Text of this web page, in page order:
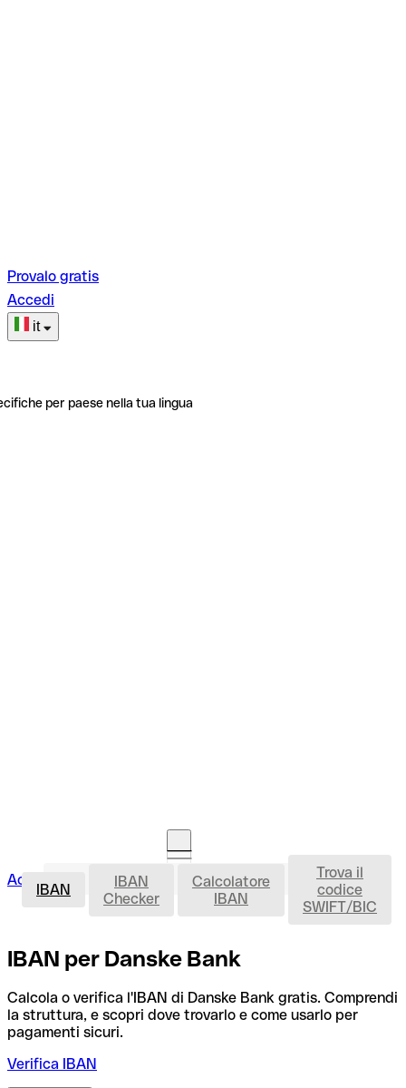
Provalo gratis
Accedi
it
per paese nella tua lingua
Accedi Avvia la procedura IBAN
IBAN
IBAN
Checker
Calcolatore
IBAN
Trova il
codice
SWIFT/BIC
IBAN per Danske Bank
Calcola o verifica l'IBAN di Danske Bank gratis. Comprendi
la struttura, e scopri dove trovarlo e come usarlo per
pagamenti sicuri.
Verifica IBAN